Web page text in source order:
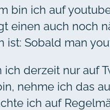
bin ich auf
einen auch noch
ist: Sobald man
ich derzeit nur auf
nehme ich das
ich auf